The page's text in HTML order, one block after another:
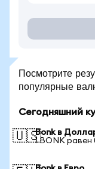
Посмотрите
популярные
Сегодняшний
🇺🇸Bonk в
1 BONK